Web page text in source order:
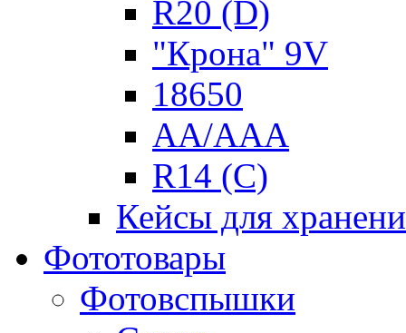
R20 (D)
"Крона" 9V
18650
AA/AAA
R14 (C)
Кейсы для
Фототовары
Фотовспышки